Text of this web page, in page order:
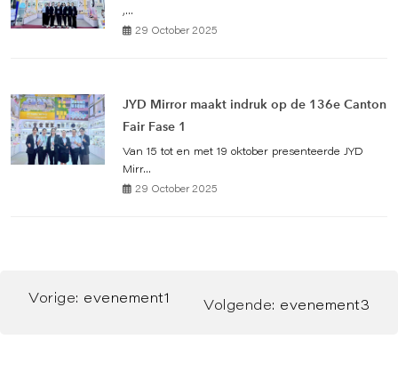
,...
29 October 2025
JYD Mirror maakt indruk op de 136e Canton
Fair Fase 1
Van 15 tot en met 19 oktober presenteerde JYD
Mirr...
29 October 2025
Vorige: evenement1 Volgende: evenement3